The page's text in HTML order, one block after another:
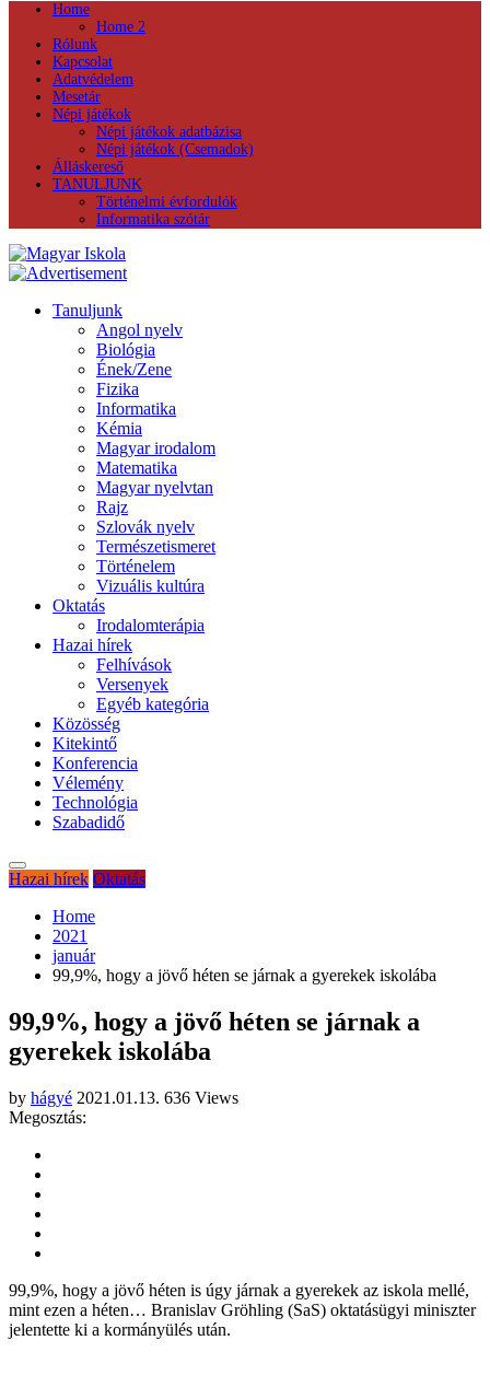
Home
Home 2
Rólunk
Kapcsolat
Adatvédelem
Mesetár
Népi játékok
Népi játékok adatbázisa
Népi játékok (Csemadok)
Álláskereső
TANULJUNK
Történelmi évfordulók
Informatika szótár
Tanuljunk
Angol nyelv
Biológia
Ének/Zene
Fizika
Informatika
Kémia
Magyar irodalom
Matematika
Magyar nyelvtan
Rajz
Szlovák nyelv
Természetismeret
Történelem
Vizuális kultúra
Oktatás
Irodalomterápia
Hazai hírek
Felhívások
Versenyek
Egyéb kategória
Közösség
Kitekintő
Konferencia
Vélemény
Technológia
Szabadidő
Hazai hírek Oktatás
Home
2021
január
99,9%, hogy a jövő héten se járnak a gyerekek iskolába
99,9%, hogy a jövő héten se járnak a
gyerekek iskolába
by hágyé 2021.01.13. 636 Views
Megosztás:
99,9%, hogy a jövő héten is úgy járnak a gyerekek az iskola mellé,
mint ezen a héten… Branislav Gröhling (SaS) oktatásügyi miniszter
jelentette ki a kormányülés után.